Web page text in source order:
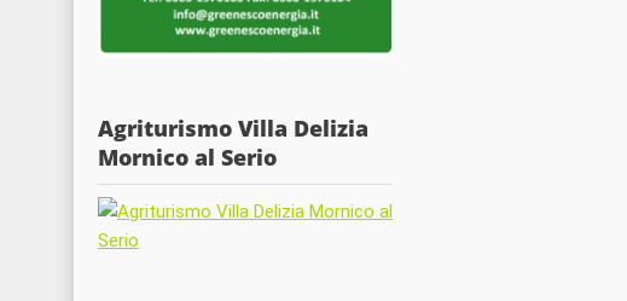
Agriturismo Villa Delizia
Mornico al Serio